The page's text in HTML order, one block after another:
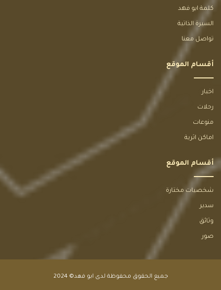
كلمة ابو فهد
السيرة الذاتية
تواصل معنا
أقسام الموقع
اخبار
رحلات
منوعات
اماكن اثرية
أقسام الموقع
شخصيات مختارة
سدير
وثائق
صور
جميع الحقوق محفوظة لدى ابو فهد© 2024